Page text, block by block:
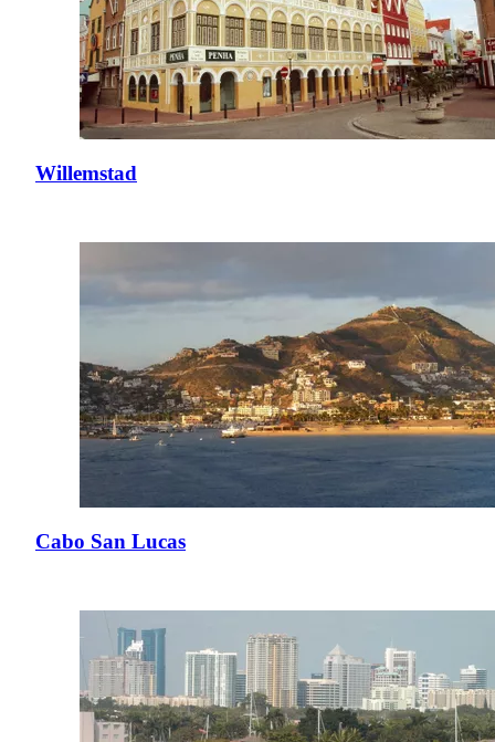
Willemstad
Cabo San Lucas